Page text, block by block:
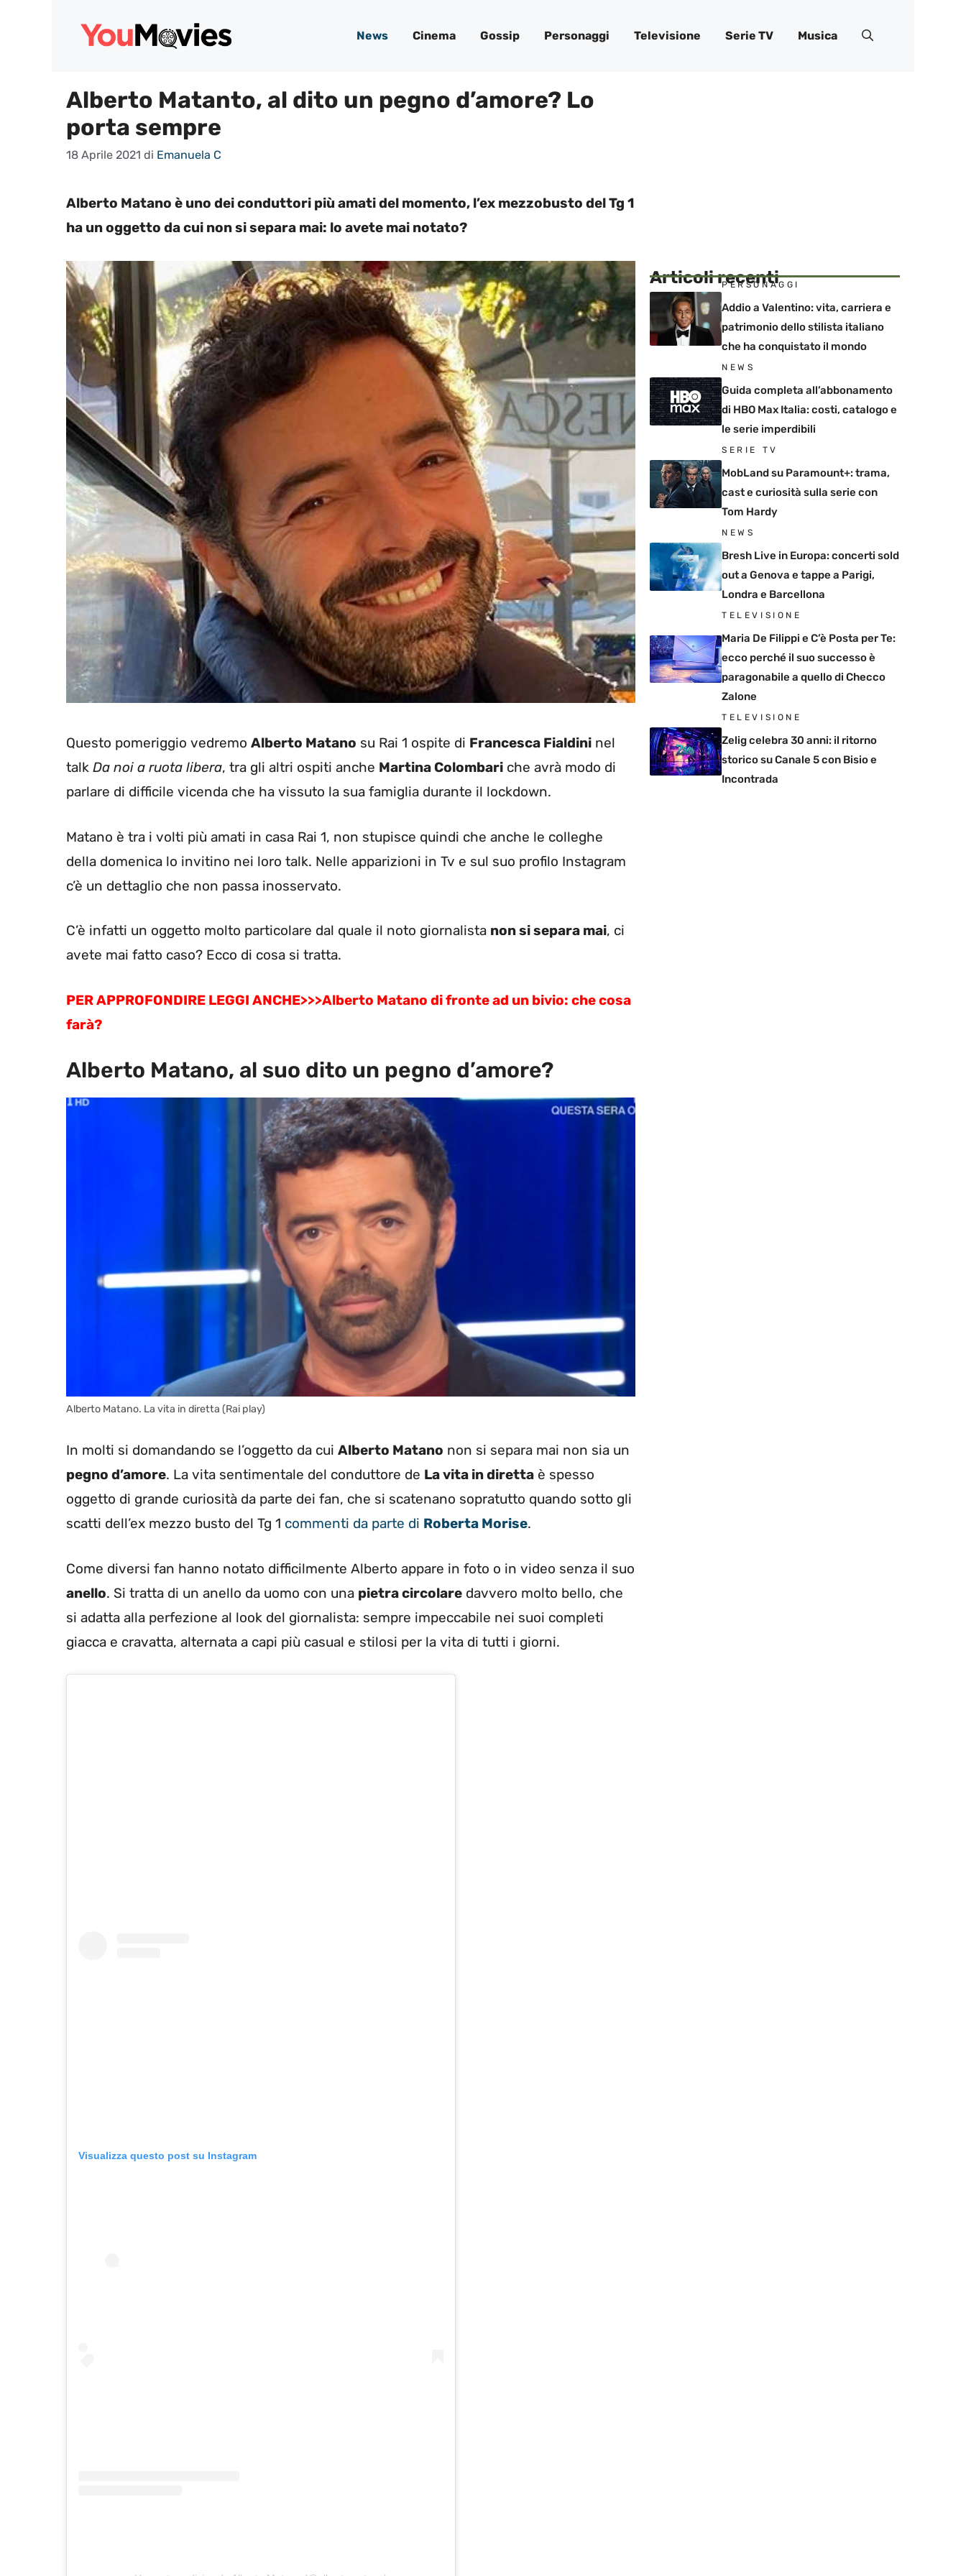
News Cinema Gossip Personaggi Televisione Serie TV Musica
Alberto Matanto, al dito un pegno d’amore? Lo
porta sempre
18 Aprile 2021 di Emanuela C
Alberto Matano è uno dei conduttori più amati del momento, l’ex mezzobusto del Tg 1
ha un oggetto da cui non si separa mai: lo avete mai notato?
Questo pomeriggio vedremo Alberto Matano su Rai 1 ospite di Francesca Fialdini nel
talk Da noi a ruota libera, tra gli altri ospiti anche Martina Colombari che avrà modo di
parlare di difficile vicenda che ha vissuto la sua famiglia durante il lockdown.
Matano è tra i volti più amati in casa Rai 1, non stupisce quindi che anche le colleghe
della domenica lo invitino nei loro talk. Nelle apparizioni in Tv e sul suo profilo Instagram
c’è un dettaglio che non passa inosservato.
C’è infatti un oggetto molto particolare dal quale il noto giornalista non si separa mai, ci
avete mai fatto caso? Ecco di cosa si tratta.
PER APPROFONDIRE LEGGI ANCHE>>>Alberto Matano di fronte ad un bivio: che cosa
farà?
Alberto Matano, al suo dito un pegno d’amore?
Alberto Matano. La vita in diretta (Rai play)
In molti si domandando se l’oggetto da cui Alberto Matano non si separa mai non sia un
pegno d’amore. La vita sentimentale del conduttore de La vita in diretta è spesso
oggetto di grande curiosità da parte dei fan, che si scatenano sopratutto quando sotto gli
scatti dell’ex mezzo busto del Tg 1 commenti da parte di Roberta Morise.
Come diversi fan hanno notato difficilmente Alberto appare in foto o in video senza il suo
anello. Si tratta di un anello da uomo con una pietra circolare davvero molto bello, che
si adatta alla perfezione al look del giornalista: sempre impeccabile nei suoi completi
giacca e cravatta, alternata a capi più casual e stilosi per la vita di tutti i giorni.
Visualizza questo post su Instagram
Articoli recenti
PERSONAGGI
Addio a Valentino: vita, carriera e
patrimonio dello stilista italiano
che ha conquistato il mondo
NEWS
Guida completa all’abbonamento
di HBO Max Italia: costi, catalogo e
le serie imperdibili
SERIE TV
MobLand su Paramount+: trama,
cast e curiosità sulla serie con
Tom Hardy
NEWS
Bresh Live in Europa: concerti sold
out a Genova e tappe a Parigi,
Londra e Barcellona
TELEVISIONE
Maria De Filippi e C’è Posta per Te:
ecco perché il suo successo è
paragonabile a quello di Checco
Zalone
TELEVISIONE
Zelig celebra 30 anni: il ritorno
storico su Canale 5 con Bisio e
Incontrada